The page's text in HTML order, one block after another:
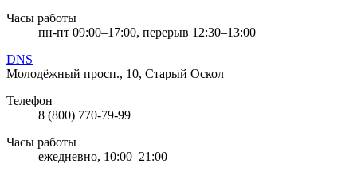
Часы работы
пн-пт 09:00–17:00, перерыв 12:30–13:00
DNS
Молодёжный просп., 10, Старый Оскол
Телефон
8 (800) 770-79-99
Часы работы
ежедневно, 10:00–21:00